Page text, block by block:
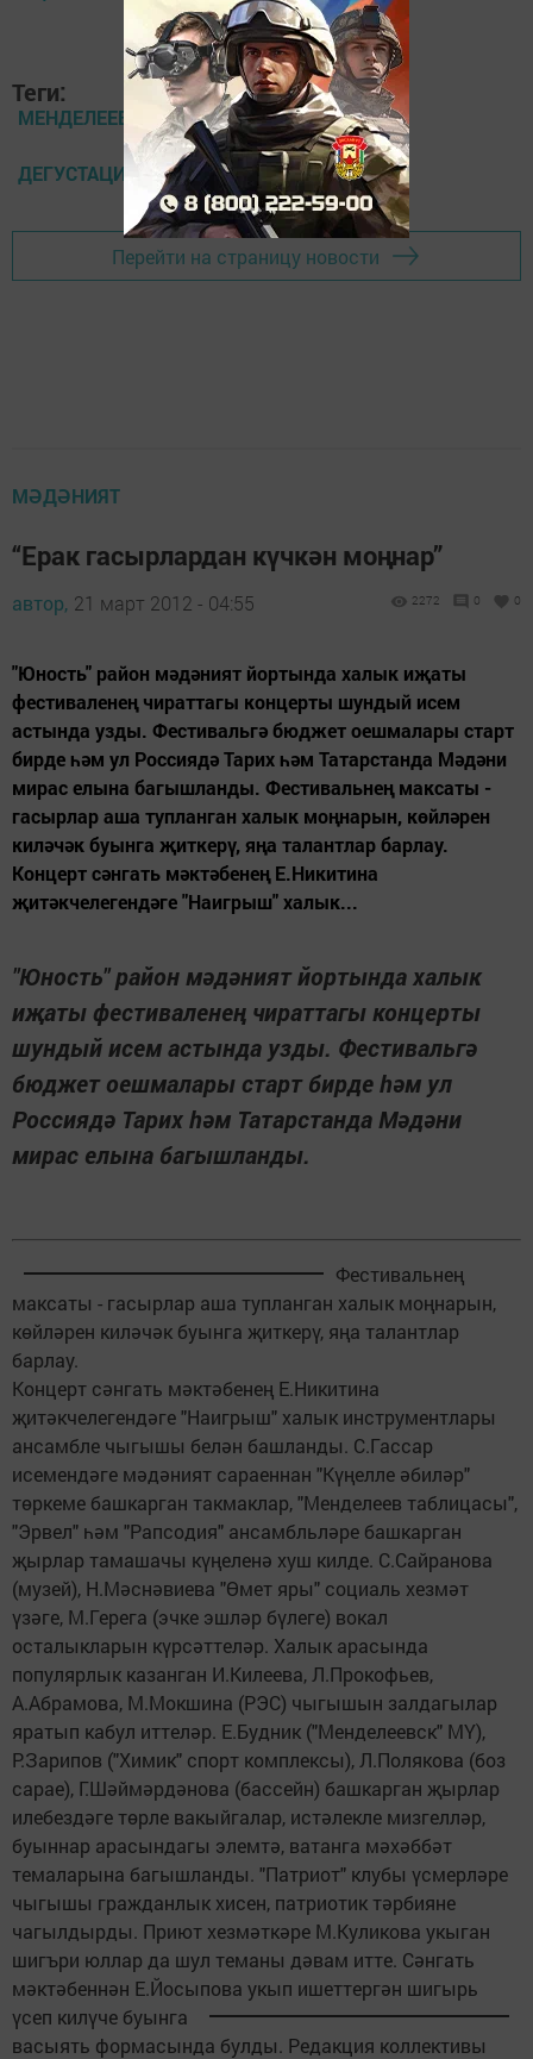
Теги:
МЕНДЕЛЕЕВСК ЯЋАЛЫКЛАРЫ
ДЕГУСТАЦИЯ
Перейти на страницу новости
МӘДӘНИЯТ
“Ерак гасырлардан күчкән моңнар”
автор, 21 март 2012 - 04:55 2272 0 0
"Юность" район мәдәният йортында халык иҗаты
фестиваленең чираттагы концерты шундый исем
астында узды. Фестивальгә бюджет оешмалары старт
бирде һәм ул Россиядә Тарих һәм Татарстанда Мәдәни
мирас елына багышланды. Фестивальнең максаты -
гасырлар аша тупланган халык моңнарын, көйләрен
киләчәк буынга җиткерү, яңа талантлар барлау.
Концерт сәнгать мәктәбенең Е.Никитина
җитәкчелегендәге "Наигрыш" халык...
"Юность" район мәдәният йортында халык
иҗаты фестиваленең чираттагы концерты
шундый исем астында узды. Фестивальгә
бюджет оешмалары старт бирде һәм ул
Россиядә Тарих һәм Татарстанда Мәдәни
мирас елына багышланды.
Фестивальнең
максаты - гасырлар аша тупланган халык моңнарын,
көйләрен киләчәк буынга җиткерү, яңа талантлар
барлау.
Концерт сәнгать мәктәбенең Е.Никитина
җитәкчелегендәге "Наигрыш" халык инструментлары
ансамбле чыгышы белән башланды. С.Гассар
исемендәге мәдәният сараеннан "Күңелле әбиләр"
төркеме башкарган такмаклар, "Менделеев таблицасы",
"Эрвел" һәм "Рапсодия" ансамбльләре башкарган
җырлар тамашачы күңеленә хуш килде. С.Сайранова
(музей), Н.Мәснәвиева "Өмет яры" социаль хезмәт
үзәге, М.Герега (эчке эшләр бүлеге) вокал
осталыкларын күрсәттеләр. Халык арасында
популярлык казанган И.Килеева, Л.Прокофьев,
А.Абрамова, М.Мокшина (РЭС) чыгышын залдагылар
яратып кабул иттеләр. Е.Будник ("Менделеевск" МҮ),
Р.Зарипов ("Химик" спорт комплексы), Л.Полякова (боз
сарае), Г.Шәймәрдәнова (бассейн) башкарган җырлар
илебездәге төрле вакыйгалар, истәлекле мизгелләр,
буыннар арасындагы элемтә, ватанга мәхәббәт
темаларына багышланды. "Патриот" клубы үсмерләре
чыгышы гражданлык хисен, патриотик тәрбияне
чагылдырды. Приют хезмәткәре М.Куликова укыган
шигъри юллар да шул теманы дәвам итте. Сәнгать
мәктәбеннән Е.Йосыпова укып ишеттергән шигырь
үсеп килүче буынга
васыять формасында булды. Редакция коллективы